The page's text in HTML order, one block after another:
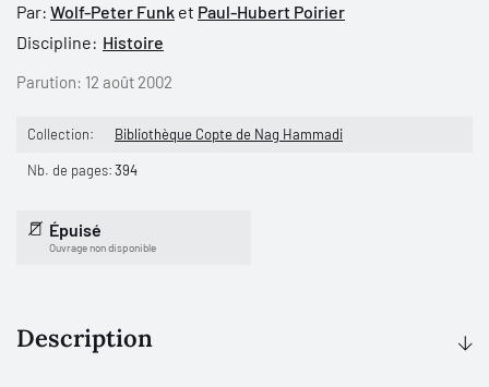
Par: Wolf-Peter Funk et Paul-Hubert Poirier
Discipline: Histoire
Parution: 12 août 2002
Collection: Bibliothèque Copte de Nag Hammadi
Nb. de pages:394
Épuisé
Ouvrage non disponible
Description